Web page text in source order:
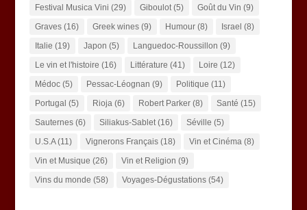
Festival Musica Vini (29) Giboulot(5) Goût du Vin (9)
Graves(16) Greek wines(9) Humour(8) Israel (8)
Italie (19) Japon (5) Languedoc-Roussillon (9)
Le vin et l'histoire (16) Littérature (41) Loire (12)
Médoc(5) Pessac-Léognan (9) Politique (11)
Portugal (5) Rioja(6) Robert Parker(8) Santé (15)
Sauternes(6) Siliakus-Sablet(16) Séville (5)
U.S.A(11) Vignerons Français(18) Vin et Cinéma(8)
Vin et Musique (26) Vin et Religion (9)
Vins du monde (58) Voyages-Dégustations(54)